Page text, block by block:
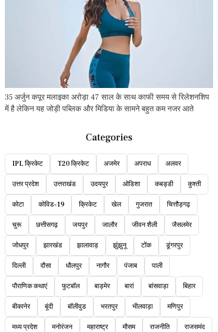
35 अर्जुन कपूर मलाइका अरोड़ा 47 साल के साथ काफी समय से रिलेशनशिप
में है लेकिन यह जोड़ी पब्लिक और मिडिया के सामने बहुत कम नजर आते
Categories
IPL क्रिकेट T20 क्रिकेट अजमेर अपराध अलवर
उत्तर प्रदेश उत्तराखंड उदयपुर ओडिशा कबड्डी कुश्ती
कोटा कोविड-19 क्रिकेट खेल गुजरात चित्तौड़गढ़
चुरू छत्तीसगढ़ जयपुर जालौर जीवन शैली जैसलमेर
जोधपुर झारखंड झालावाड़ झुंझुनू टोंक डूंगरपुर
दिल्ली दौसा धौलपुर नागौर पंजाब पाली
पौराणिक कथाएं फुटबॉल बाड़मेर बारां बांसवाड़ा बिहार
बीकानेर बूंदी बॉलीवुड भरतपुर भीलवाड़ा मणिपुर
मध्य प्रदेश मनोरंजन महाराष्ट्र मौसम राजनीति राजसमंद